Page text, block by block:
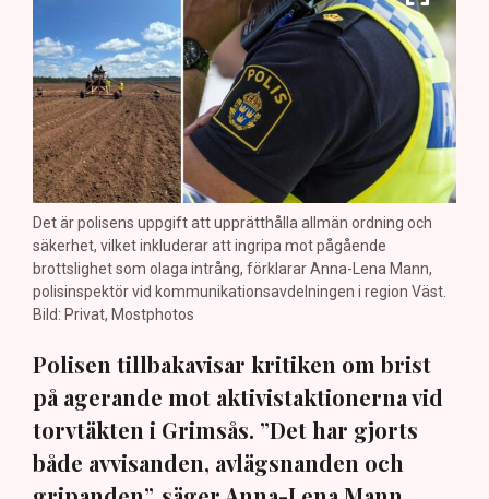
Det är polisens uppgift att upprätthålla allmän ordning och
säkerhet, vilket inkluderar att ingripa mot pågående
brottslighet som olaga intrång, förklarar Anna-Lena Mann,
polisinspektör vid kommunikationsavdelningen i region Väst.
Bild: Privat, Mostphotos
Polisen tillbakavisar kritiken om brist
på agerande mot aktivistaktionerna vid
torvtäkten i Grimsås. ”Det har gjorts
både avvisanden, avlägsnanden och